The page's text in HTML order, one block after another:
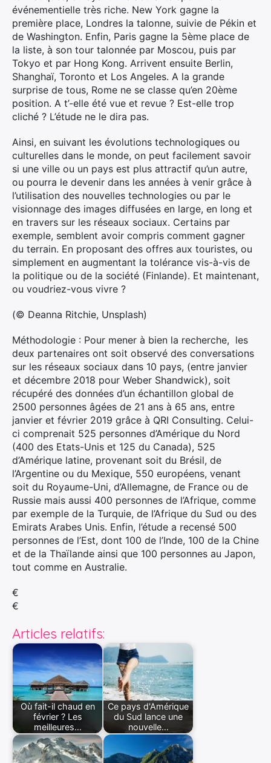
événementielle très riche. New York gagne la
première place, Londres la talonne, suivie de Pékin et
de Washington. Enfin, Paris gagne la 5ème place de
la liste, à son tour talonnée par Moscou, puis par
Tokyo et par Hong Kong. Arrivent ensuite Berlin,
Shanghaï, Toronto et Los Angeles. A la grande
surprise de tous, Rome ne se classe qu’en 20ème
position. A t’-elle été vue et revue ? Est-elle trop
cliché ? L’étude ne le dira pas.
Ainsi, en suivant les évolutions technologiques ou
culturelles dans le monde, on peut facilement savoir
si une ville ou un pays est plus attractif qu’un autre,
ou pourra le devenir dans les années à venir grâce à
l’utilisation des nouvelles technologies ou par le
visionnage des images diffusées en large, en long et
en travers sur les réseaux sociaux. Certains par
exemple, semblent avoir compris comment gagner
du terrain. En proposant des offres aux touristes, ou
simplement en augmentant la tolérance vis-à-vis de
la politique ou de la société (Finlande). Et maintenant,
ou voudriez-vous vivre ?
(© Deanna Ritchie, Unsplash)
Méthodologie : Pour mener à bien la recherche, les
deux partenaires ont soit observé des conversations
sur les réseaux sociaux dans 10 pays, (entre janvier
et décembre 2018 pour Weber Shandwick), soit
récupéré des données d’un échantillon global de
2500 personnes âgées de 21 ans à 65 ans, entre
janvier et février 2019 grâce à QRI Consulting. Celui-
ci comprenait 525 personnes d’Amérique du Nord
(400 des Etats-Unis et 125 du Canada), 525
d’Amérique latine, provenant soit du Brésil, de
l’Argentine ou du Mexique, 550 européens, venant
soit du Royaume-Uni, d’Allemagne, de France ou de
Russie mais aussi 400 personnes de l’Afrique, comme
par exemple de la Turquie, de l’Afrique du Sud ou des
Emirats Arabes Unis. Enfin, l’étude a recensé 500
personnes de l’Est, dont 100 de l’Inde, 100 de la Chine
et de la Thaïlande ainsi que 100 personnes au Japon,
tout comme en Australie.
€
€
Articles relatifs:
Où fait-il chaud en
février ? Les
meilleures…
Ce pays d'Amérique
du Sud lance une
nouvelle…